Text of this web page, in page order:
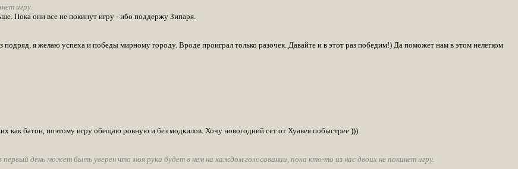
игру.
Пока они все не покинут игру - ибо поддержу Зипаря.
я желаю успеха и победы мирному городу. Вроде проиграл только разочек. Давайте и в этот раз победим!) Да поможет нам в этом нелегком
как батон, поэтому игру обещаю ровную и без модкилов. Хочу новогодний сет от Хуавея побыстрее )))
день может быть уверен что моя рука будет в нем на каждом голосовании, пока кто-то из нас двоих не покинет игру.